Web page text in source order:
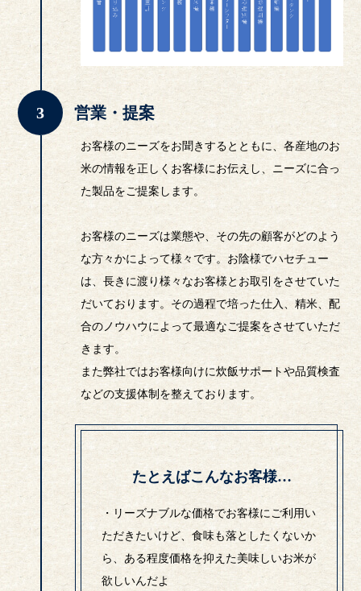
営業・提案
お客様のニーズをお聞きするとともに、各産地のお
米の情報を正しくお客様にお伝えし、ニーズに合っ
た製品をご提案します。
お客様のニーズは業態や、その先の顧客がどのよう
な方々かによって様々です。お陰様でハセチュー
は、長きに渡り様々なお客様とお取引をさせていた
だいております。その過程で培った仕入、精米、配
合のノウハウによって最適なご提案をさせていただ
きます。
また弊社ではお客様向けに炊飯サポートや品質検査
などの支援体制を整えております。
たとえばこんなお客様…
・リーズナブルな価格でお客様にご利用い
ただきたいけど、食味も落としたくないか
ら、ある程度価格を抑えた美味しいお米が
欲しいんだよ